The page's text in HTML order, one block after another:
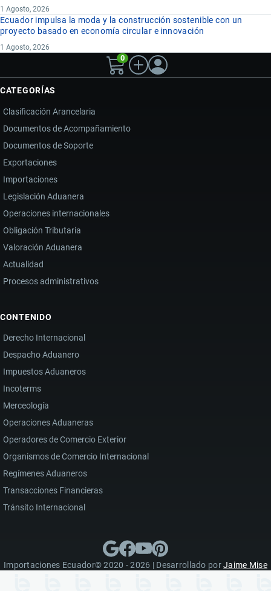
1 Agosto, 2026
Ecuador impulsa la moda y la construcción sostenible con un
proyecto basado en economía circular e innovación
1 Agosto, 2026
0
CATEGORÍAS
Clasificación Arancelaria
Documentos de Acompañamiento
Documentos de Soporte
Exportaciones
Importaciones
Legislación Aduanera
Operaciones internacionales
Obligación Tributaria
Valoración Aduanera
Actualidad
Procesos administrativos
CONTENIDO
Derecho Internacional
Despacho Aduanero
Impuestos Aduaneros
Incoterms
Merceología
Operaciones Aduaneras
Operadores de Comercio Exterior
Organismos de Comercio Internacional
Regímenes Aduaneros
Transacciones Financieras
Tránsito Internacional
Importaciones Ecuador© 2020 - 2026 | Desarrollado porJaime Mise